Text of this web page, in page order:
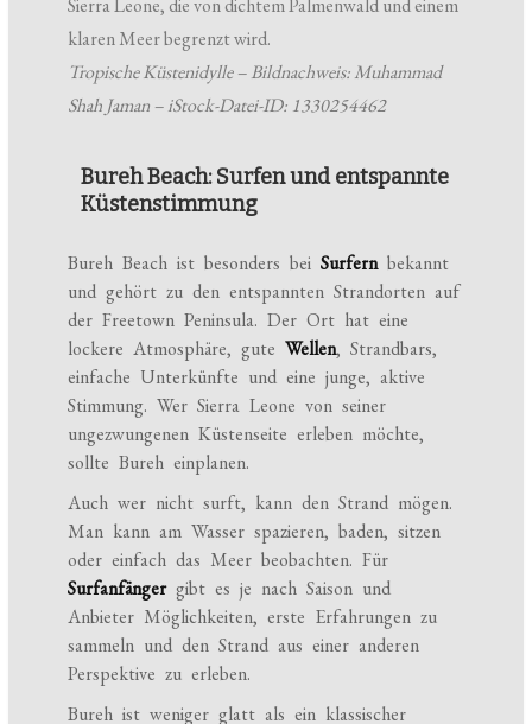
Tropische Küstenidylle – Bildnachweis: Muhammad
Shah Jaman – iStock-Datei-ID: 1330254462
Bureh Beach: Surfen und entspannte
Küstenstimmung
Bureh Beach ist besonders beiSurfernbekannt
und gehört zu den entspannten Strandorten auf
der Freetown Peninsula. Der Ort hat eine
lockere Atmosphäre, guteWellen, Strandbars,
einfache Unterkünfte und eine junge, aktive
Stimmung. Wer Sierra Leone von seiner
ungezwungenen Küstenseite erleben möchte,
sollte Bureh einplanen.
Auch wer nicht surft, kann den Strand mögen.
Man kann am Wasser spazieren, baden, sitzen
oder einfach das Meer beobachten. Für
Surfanfängergibt es je nach Saison und
Anbieter Möglichkeiten, erste Erfahrungen zu
sammeln und den Strand aus einer anderen
Perspektive zu erleben.
Bureh ist weniger glatt als ein klassischer